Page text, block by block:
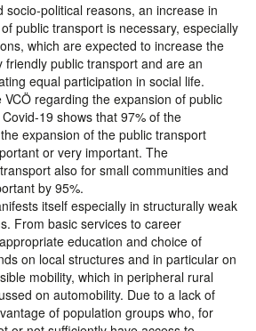
socio-political reasons, an increase in
public transport is necessary, especially
which are expected to increase the
friendly public transport and are an
equal participation in social life.
regarding the expansion of public
19 shows that 97% of the
expansion of the public transport
or very important. The
also for small communities and
by 95%.
itself especially in structurally weak
From basic services to career
education and choice of
on local structures and in particular on
mobility, which in peripheral rural
on automobility. Due to a lack of
of population groups who, for